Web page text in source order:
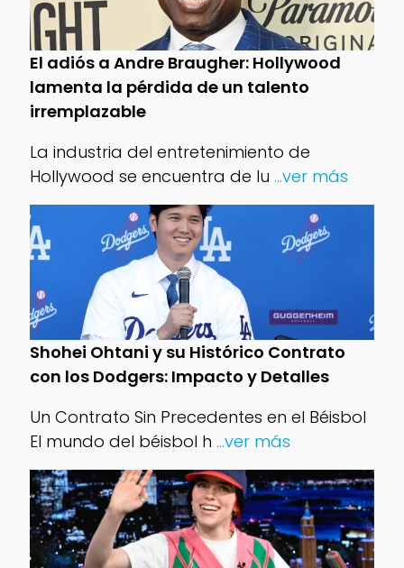
El adiós a Andre Braugher: Hollywood
lamenta la pérdida de un talento
irremplazable
La industria del entretenimiento de
Hollywood se encuentra de lu ...ver más
Shohei Ohtani y su Histórico Contrato
con los Dodgers: Impacto y Detalles
Un Contrato Sin Precedentes en el Béisbol
El mundo del béisbol h ...ver más